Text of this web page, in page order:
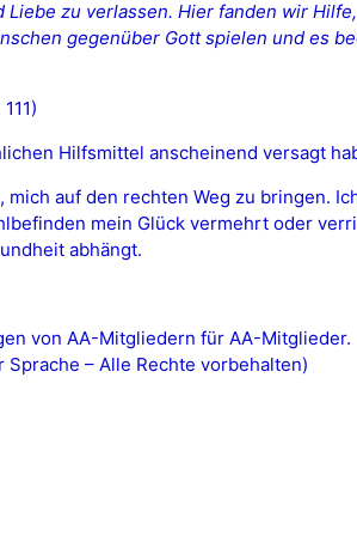
zu verlassen. Hier fanden wir
gegenüber Gott spielen und es
Hilfsmittel anscheinend versagt
auf den rechten Weg zu bringen.
mein Glück vermehrt oder
abhängt.
von AA-Mitgliedern für AA-Mitglieder.
– Alle Rechte vorbehalten)